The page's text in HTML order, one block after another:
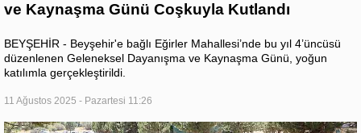
ve Kaynaşma Günü Coşkuyla Kutlandı
BEYŞEHİR - Beyşehir'e bağlı Eğirler Mahallesi’nde bu yıl 4’üncüsü
düzenlenen Geleneksel Dayanışma ve Kaynaşma Günü, yoğun
katılımla gerçekleştirildi.
11 Ağustos 2025 - Pazartesi 11:26